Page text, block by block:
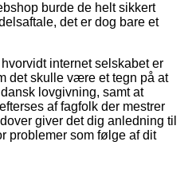
burde de helt sikkert
det er dog bare et
internet selskabet er
det skulle være et tegn på at
lovgivning, samt at
af fagfolk der mestrer
giver det dig anledning til
problemer som følge af dit